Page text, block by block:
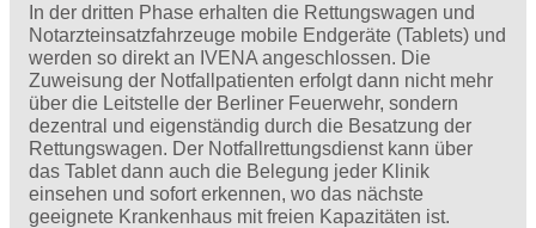
In der dritten Phase erhalten die Rettungswagen und
Notarzteinsatzfahrzeuge mobile Endgeräte (Tablets) und
werden so direkt an IVENA angeschlossen. Die
Zuweisung der Notfallpatienten erfolgt dann nicht mehr
über die Leitstelle der Berliner Feuerwehr, sondern
dezentral und eigenständig durch die Besatzung der
Rettungswagen. Der Notfallrettungsdienst kann über
das Tablet dann auch die Belegung jeder Klinik
einsehen und sofort erkennen, wo das nächste
geeignete Krankenhaus mit freien Kapazitäten ist.